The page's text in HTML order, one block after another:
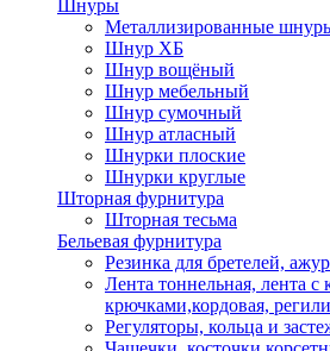
Шнуры
Металлизированные
Шнур ХБ
Шнур вощёный
Шнур мебельный
Шнур сумочный
Шнур атласный
Шнурки плоские
Шнурки круглые
Шторная фурнитура
Шторная тесьма
Бельевая фурнитура
Резинка для бретелей,
Лента тоннельная, лента с
крючками,кордовая,
Регуляторы, кольца и